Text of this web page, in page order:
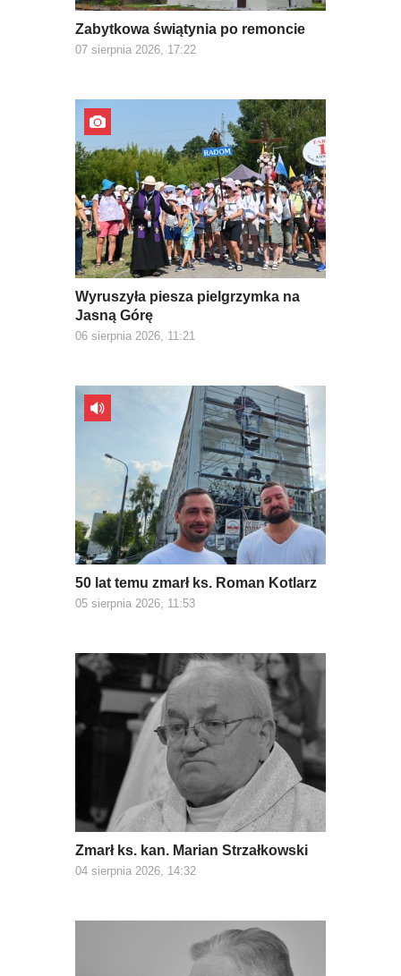
Zabytkowa świątynia po remoncie
07 sierpnia 2026, 17:22
Wyruszyła piesza pielgrzymka na
Jasną Górę
06 sierpnia 2026, 11:21
50 lat temu zmarł ks. Roman Kotlarz
05 sierpnia 2026, 11:53
Zmarł ks. kan. Marian Strzałkowski
04 sierpnia 2026, 14:32